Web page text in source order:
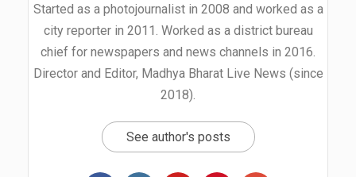
Started as a photojournalist in 2008 and worked as a
city reporter in 2011. Worked as a district bureau
chief for newspapers and news channels in 2016.
Director and Editor, Madhya Bharat Live News (since
2018).
See author's posts